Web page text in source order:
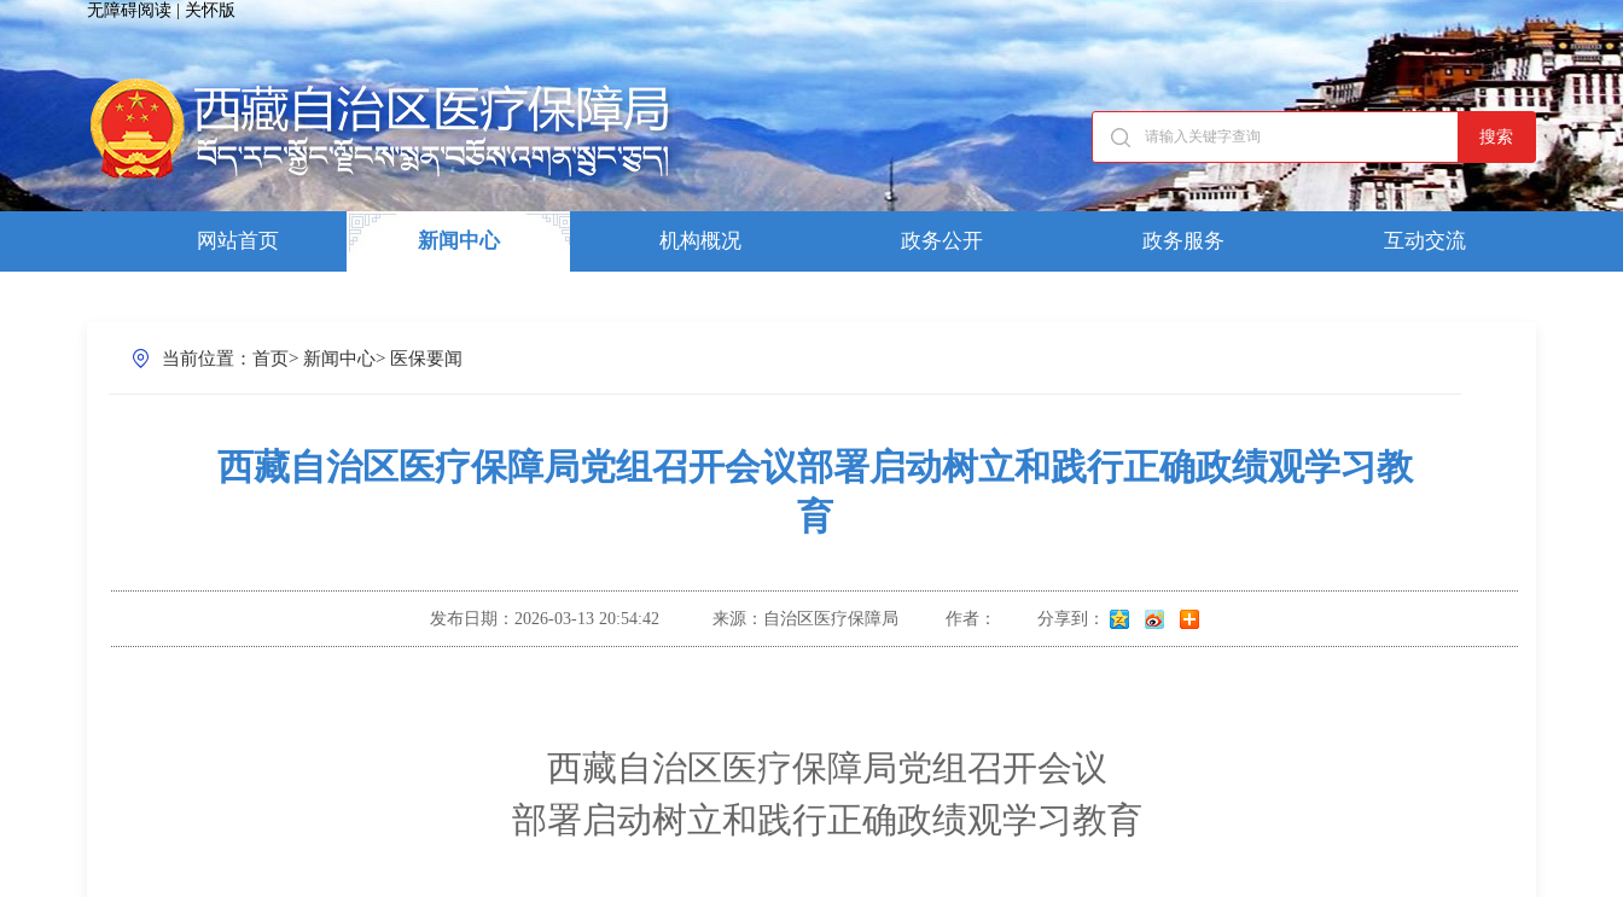
无障碍阅读 关怀版
搜索
网站首页 新闻中心 机构概况 政务公开 政务服务 互动交流
当前位置： 首页> 新闻中心> 医保要闻
西藏自治区医疗保障局党组召开会议部署启动树立和践行正确政绩观学习教
育
发布日期： 2026-03-13 20:54:42 来源： 自治区医疗保障局 作者： 分享到：
西藏自治区医疗保障局党组召开会议
部署启动树立和践行正确政绩观学习教育